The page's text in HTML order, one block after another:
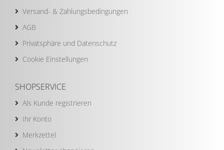
Versand- & Zahlungsbedingungen
AGB
Privatsphäre und Datenschutz
Cookie Einstellungen
SHOPSERVICE
Als Kunde registrieren
Ihr Konto
Merkzettel